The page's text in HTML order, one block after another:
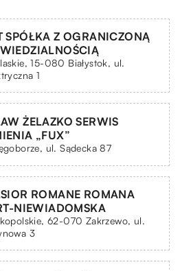
SPÓŁKA Z OGRANICZONĄ
15-080 Białystok, ul.
1
ŻELAZKO SERWIS
„FUX”
ul. Sądecka 87
ROMANE ROMANA
NIEWIADOMSKA
62-070 Zakrzewo, ul.
3